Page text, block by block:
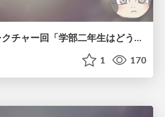
機械学習基礎 TAレクチャー回「学部二年生はどう生きるべきか」
1 170